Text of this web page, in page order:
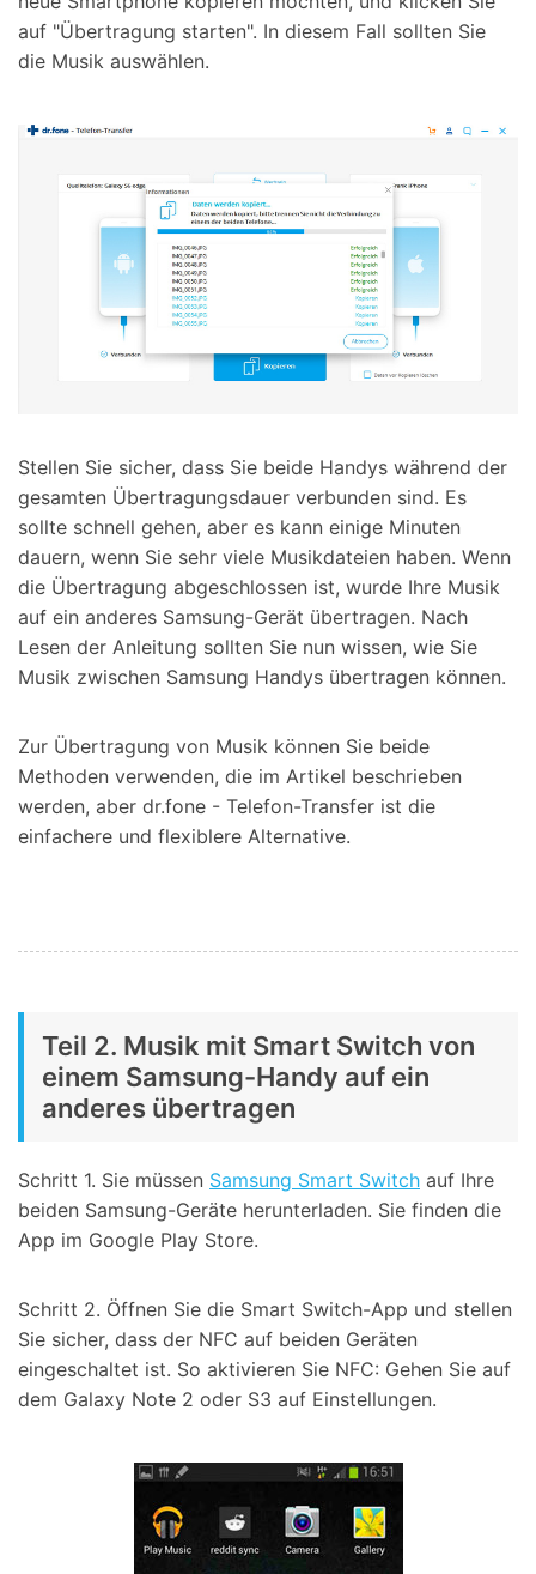
auf "Übertragung starten". In diesem Fall sollten Sie
die Musik auswählen.
Stellen Sie sicher, dass Sie beide Handys während der
gesamten Übertragungsdauer verbunden sind. Es
sollte schnell gehen, aber es kann einige Minuten
dauern, wenn Sie sehr viele Musikdateien haben. Wenn
die Übertragung abgeschlossen ist, wurde Ihre Musik
auf ein anderes Samsung-Gerät übertragen. Nach
Lesen der Anleitung sollten Sie nun wissen, wie Sie
Musik zwischen Samsung Handys übertragen können.
Zur Übertragung von Musik können Sie beide
Methoden verwenden, die im Artikel beschrieben
werden, aber dr.fone - Telefon-Transfer ist die
einfachere und flexiblere Alternative.
Teil 2. Musik mit Smart Switch von
einem Samsung-Handy auf ein
anderes übertragen
Schritt 1. Sie müssen Samsung Smart Switch auf Ihre
beiden Samsung-Geräte herunterladen. Sie finden die
App im Google Play Store.
Schritt 2. Öffnen Sie die Smart Switch-App und stellen
Sie sicher, dass der NFC auf beiden Geräten
eingeschaltet ist. So aktivieren Sie NFC: Gehen Sie auf
dem Galaxy Note 2 oder S3 auf Einstellungen.